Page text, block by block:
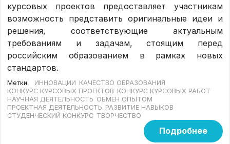
курсовых проектов предоставляет участникам
возможность представить оригинальные идеи и
решения, соответствующие актуальным
требованиям и задачам, стоящим перед
российским образованием в рамках новых
стандартов.
Метки: ИННОВАЦИИ КАЧЕСТВО ОБРАЗОВАНИЯ
КОНКУРС КУРСОВЫХ ПРОЕКТОВ КОНКУРС КУРСОВЫХ РАБОТ
НАУЧНАЯ ДЕЯТЕЛЬНОСТЬ ОБМЕН ОПЫТОМ
ПРОЕКТНАЯ ДЕЯТЕЛЬНОСТЬ РАЗВИТИЕ НАВЫКОВ
СТУДЕНЧЕСКИЙ КОНКУРС ТВОРЧЕСТВО
Подробнее